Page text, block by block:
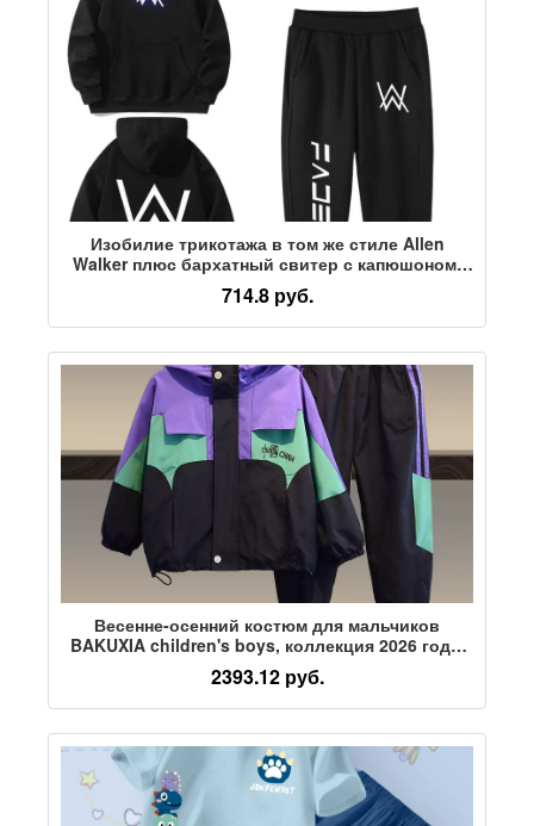
Изобилие трикотажа в том же стиле Allen
Walker плюс бархатный свитер с капюшоном,
мужская молодежная студенческая куртка 2025
года, осенне-зимняя одежда в тренде
714.8 руб.
Весенне-осенний костюм для мальчиков
BAKUXIA children's boys, коллекция 2026 года,
корейская версия куртки для занятий спортом и
отдыха, куртка-двойка в тон костюму
2393.12 руб.